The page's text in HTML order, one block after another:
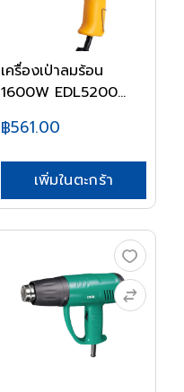
เครื่องเป่าลมร้อน
1600W EDL5200
฿561.00
เพิ่มในตะกร้า